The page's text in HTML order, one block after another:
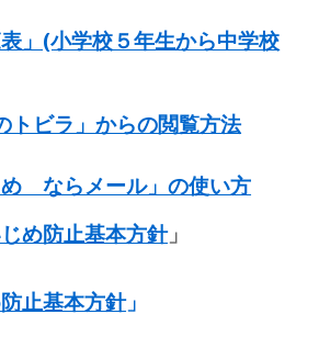
表」(小学校５年生から中学校
トビラ」からの閲覧方法
め ならメール」の使い方
め防止基本方針」
止基本方針」